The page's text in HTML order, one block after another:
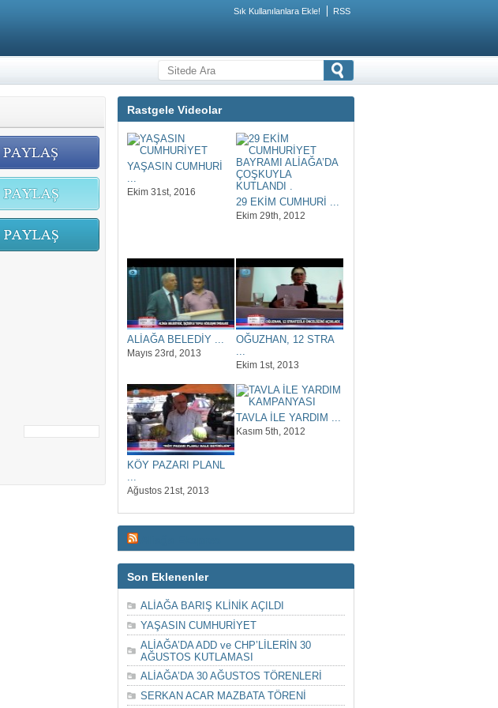
Sık Kullanılanlara Ekle! RSS
Rastgele Videolar
YAŞASIN CUMHURİ
...
Ekim 31st, 2016
29 EKİM CUMHURİ ...
Ekim 29th, 2012
ALİAĞA BELEDİY ...
Mayıs 23rd, 2013
OĞUZHAN, 12 STRA
...
Ekim 1st, 2013
KÖY PAZARI PLANL
...
Ağustos 21st, 2013
TAVLA İLE YARDIM ...
Kasım 5th, 2012
Son Eklenenler
ALİAĞA BARIŞ KLİNİK AÇILDI
YAŞASIN CUMHURİYET
ALİAĞA’DA ADD ve CHP’LİLERİN 30
AĞUSTOS KUTLAMASI
ALİAĞA’DA 30 AĞUSTOS TÖRENLERİ
SERKAN ACAR MAZBATA TÖRENİ